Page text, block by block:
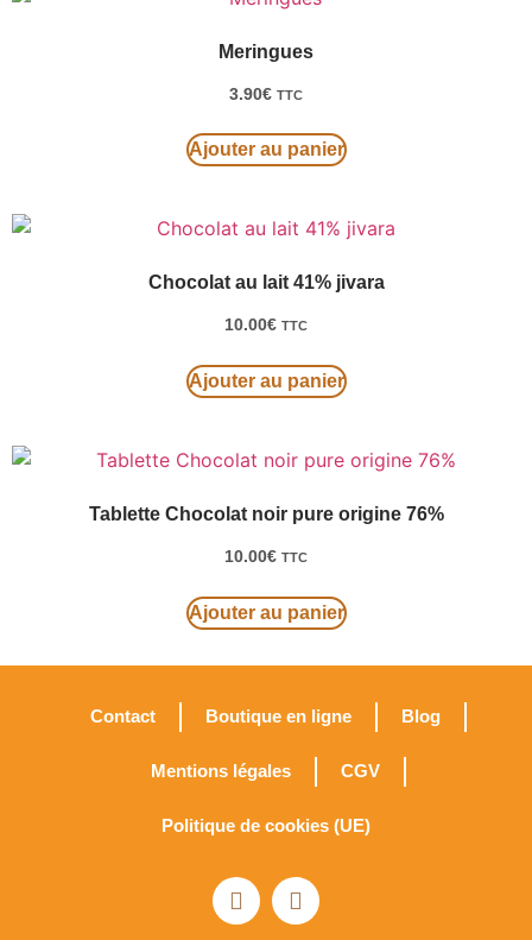
Meringues
3.90€ TTC
Ajouter au panier
Chocolat au lait 41% jivara
10.00€ TTC
Ajouter au panier
Tablette Chocolat noir pure origine 76%
10.00€ TTC
Ajouter au panier
Contact Boutique en ligne Blog
Mentions légales CGV
Politique de cookies (UE)